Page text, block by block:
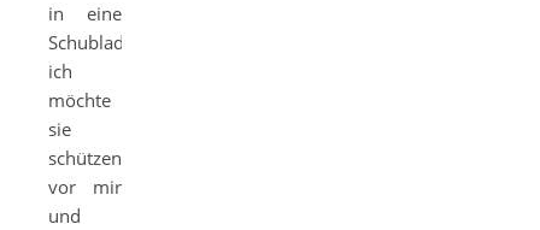
in eine
Schublade,
ich
möchte
sie
schützen
vor mir
und